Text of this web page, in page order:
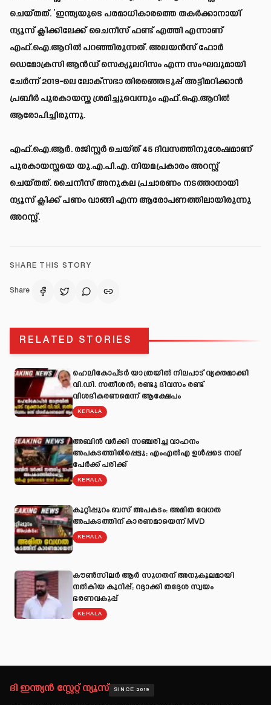
ചെയ്തത്. ‘ഇന്ത്യയുടെ പരമാധികാരത്തെ തകര്‍ക്കാനായി’
ന്യൂസ് ക്ലിക്കിലേക്ക് ചൈനീസ് ഫണ്ട് എത്തി എന്നാണ്
എഫ്.ഐ.ആറില്‍ പറഞ്ഞിരുന്നത്. അലയന്‍സ് ഫോര്‍
ഡെമോക്രസി ആന്‍ഡ് സെക്യുലറിസം എന്ന സംഘവുമായി
ചേര്‍ന്ന് 2019-ലെ ലോക്‌സഭാ തിരഞ്ഞെടുപ്പ് അട്ടിമറിക്കാന്‍
പ്രബീര്‍ പുരകായസ്ത ശ്രമിച്ചുവെന്നും എഫ്.ഐ.ആറില്‍
ആരോപിച്ചിരുന്നു.
എഫ്.ഐ.ആര്‍. രജിസ്റ്റര്‍ ചെയ്ത് 45 ദിവസത്തിനുശേഷമാണ്
പുരകായസ്തയെ യു.എ.പി.എ. നിയമപ്രകാരം അറസ്റ്റ്
ചെയ്തത്. ചൈനീസ് അനുകല പ്രചാരണം നടത്താനായി
ന്യൂസ് ക്ലിക്ക് പണം വാങ്ങി എന്ന ആരോപണത്തിലായിരുന്നു
അറസ്റ്റ്.
SHARE THIS STORY
Share
RELATED STORIES
ഹെലികോപ്ടർ യാത്രയിൽ നിലപാട് വ്യക്തമാക്കി
വി.ഡി. സതീശൻ; രണ്ടു ദിവസം രണ്ട്
വിശദീകരണമെന്ന് ആക്ഷേപം
KERALA
അബിന്‍ വര്‍ക്കി സഞ്ചരിച്ച വാഹനം
അപകടത്തില്‍പ്പെട്ടു; എംഎല്‍എ ഉള്‍പ്പടെ നാല്
പേര്‍ക്ക് പരിക്ക്
KERALA
കുറ്റിപ്പുറം ബസ് അപകടം: അമിത വേഗത
അപകടത്തിന് കാരണമായെന്ന് MVD
KERALA
കൗൺസിലർ ആർ സുഗതന് അനുകൂലമായി
നല്‍കിയ കുറിപ്പ്; റദ്ദാക്കി തദ്ദേശ സ്വയം
ഭരണവകുപ്പ്
KERALA
ദി ഇന്ത്യൻ സ്റ്റേറ്റ് ന്യൂസ് SINCE 2019